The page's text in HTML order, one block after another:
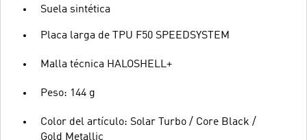
Suela sintética
Placa larga de TPU F50 SPEEDSYSTEM
Malla técnica HALOSHELL+
Peso: 144 g
Color del artículo: Solar Turbo / Core Black /
Gold Metallic